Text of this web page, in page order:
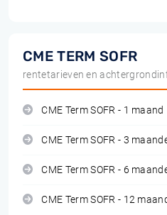
CME TERM SOFR
rentetarieven en
CME Term SOFR - 1 maand
CME Term SOFR - 3
CME Term SOFR - 6
CME Term SOFR - 12